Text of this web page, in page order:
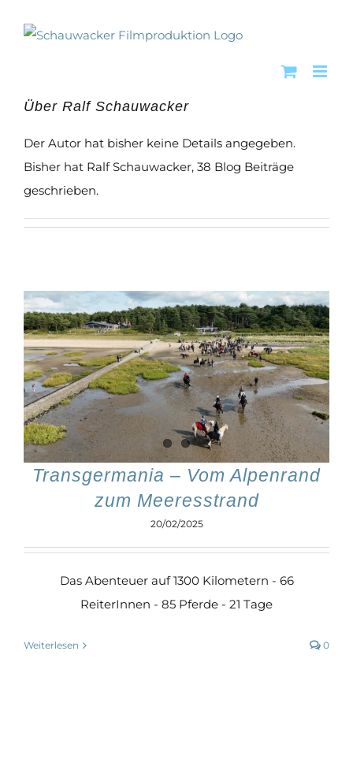
Inhalt
Über Ralf Schauwacker
Der Autor hat bisher keine Details angegeben.
Bisher hat Ralf Schauwacker, 38 Blog Beiträge
geschrieben.
Transgermania – Vom Alpenrand
zum Meeresstrand
20/02/2025
Das Abenteuer auf 1300 Kilometern - 66
ReiterInnen - 85 Pferde - 21 Tage
Weiterlesen 0